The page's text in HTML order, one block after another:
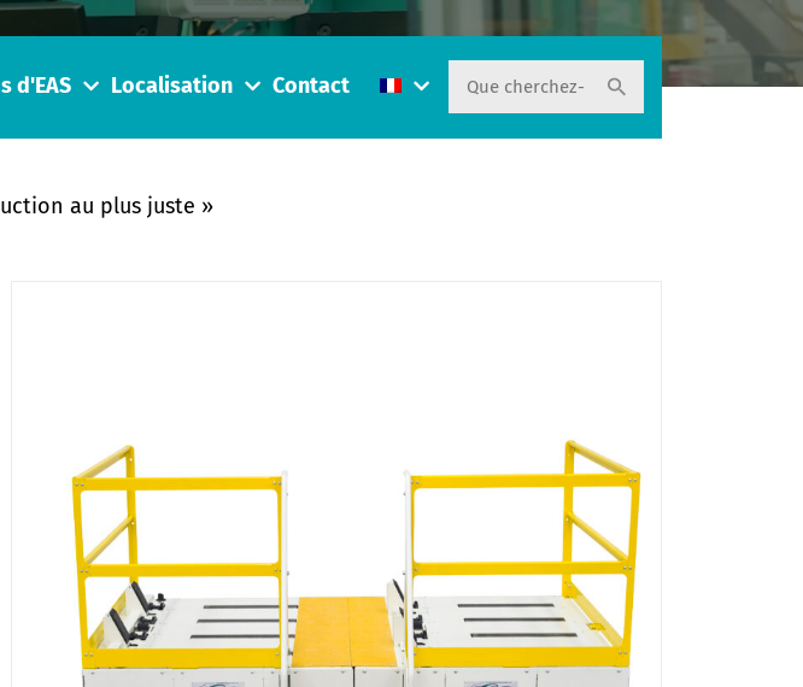
d'EAS Localisation Contact
au plus juste »